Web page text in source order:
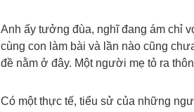
Anh ấy tưởng đùa, nghĩ đang ám chỉ
cùng con làm bài và lần nào cũng
đề nằm ở đây. Một người mẹ tỏ ra
Có một thực tế, tiểu sử của những